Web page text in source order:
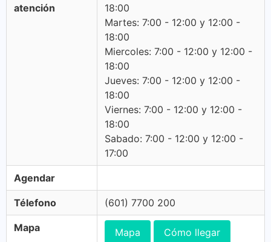
atención
18:00
Martes: 7:00 - 12:00 y 12:00 -
18:00
Miercoles: 7:00 - 12:00 y 12:00 -
18:00
Jueves: 7:00 - 12:00 y 12:00 -
18:00
Viernes: 7:00 - 12:00 y 12:00 -
18:00
Sabado: 7:00 - 12:00 y 12:00 -
17:00
Agendar
Télefono (601) 7700 200
Mapa Mapa Cómo llegar